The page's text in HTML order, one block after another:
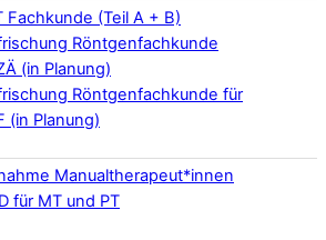
Fachkunde (Teil A + B)
Röntgenfachkunde
(in Planung)
Röntgenfachkunde für
(in Planung)
Manualtherapeut*innen
für MT und PT